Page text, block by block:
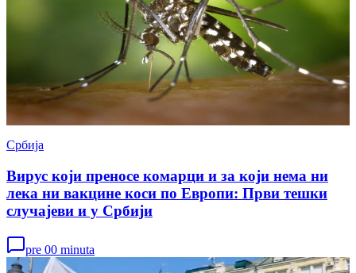
Србија
Вирус који преносе комарци и за који нема ни
лека ни вакцине коси по Европи: Први тешки
случајеви и у Србији
pre 00 minuta